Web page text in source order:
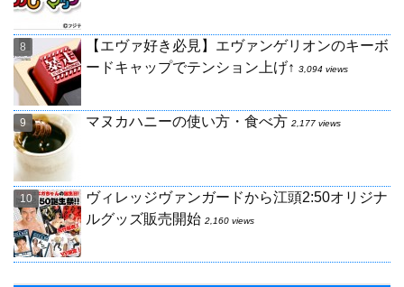
【エヴァ好き必見】エヴァンゲリオンのキーボ
ードキャップでテンション上げ↑ 3,094 views
マヌカハニーの使い方・食べ方 2,177 views
ヴィレッジヴァンガードから江頭2:50オリジナ
ルグッズ販売開始 2,160 views